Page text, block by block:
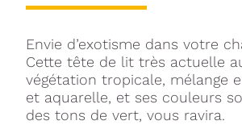
Envie d’exotisme dans votre
Cette tête de lit très actuelle
végétation tropicale, mélange
et aquarelle, et ses couleurs
des tons de vert, vous ravira.